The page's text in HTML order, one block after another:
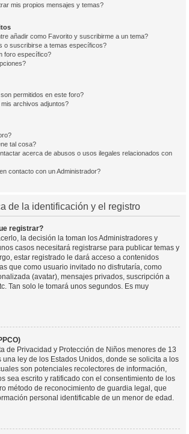
mis propios mensajes y temas?
añadir como Favorito y suscribirme a un tema?
o suscribirse a temas específicos?
foro específico?
permitidos en este foro?
archivos adjuntos?
tal cosa?
acerca de abusos o usos ilegales relacionados con
contacto con un Administrador?
de la identificación y el registro
registrar?
la decisión la toman los Administradores y
casos necesitará registrarse para publicar temas y
estar registrado le dará acceso a contenidos
que como usuario invitado no disfrutaría, como
(avatar), mensajes privados, suscripción a
Tan solo le tomará unos segundos. Es muy
de Privacidad y Protección de Niños menores de 13
una ley de los Estados Unidos, donde se solicita a los
son potenciales recolectores de información,
sea escrito y ratificado con el consentimiento de los
método de reconocimiento de guardia legal, que
personal identificable de un menor de edad.